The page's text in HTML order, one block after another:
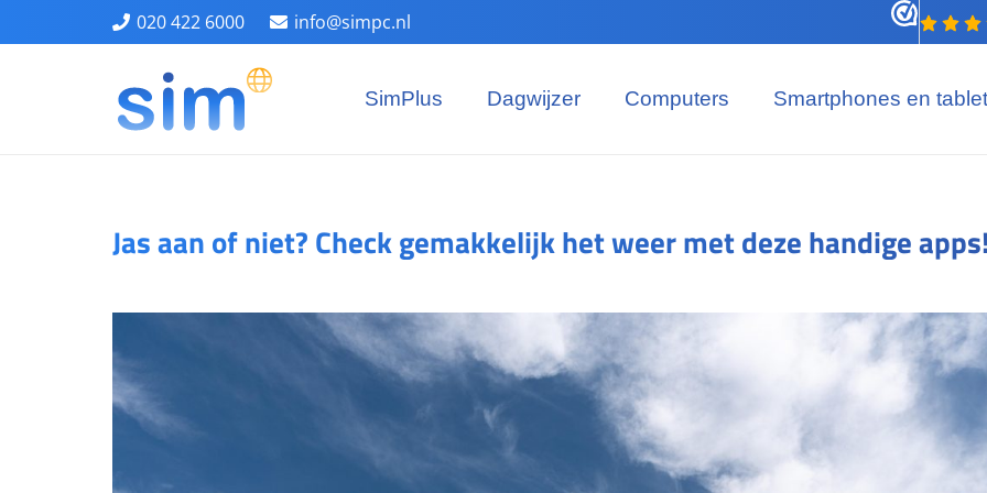
020 422 6000 info@simpc.nl
SimPlus Dagwijzer Computers Smartphones en
Jas aan of niet? Check gemakkelijk het weer met deze handige apps!